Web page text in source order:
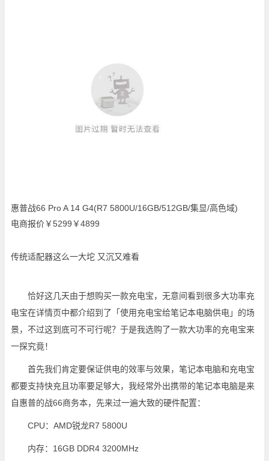
惠普战66 Pro A 14 G4(R7 5800U/16GB/512GB/集显/高色域)
电商报价￥5299￥4899
传统适配器这么一大坨 又沉又难看
恰好这几天由于想购买一款充电宝，无意间看到很多大功率充
电宝在详情页中都介绍到了「使用充电宝给笔记本电脑供电」的场
景，不过这到底可不可行呢？于是我选购了一款大功率的充电宝来
一探究竟！
首先我们肯定要保证供电的效率与效果，笔记本电脑和充电宝
都要支持快充且功率要足够大，我经常外出携带的笔记本电脑是来
自惠普的战66商务本，先来过一遍大致的硬件配置：
CPU：AMD锐龙R7 5800U
内存：16GB DDR4 3200MHz